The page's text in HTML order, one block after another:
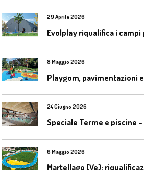
29 Aprile 2026
Evolplay riqualifica i
8 Maggio 2026
24 Giugno 2026
6 Maggio 2026